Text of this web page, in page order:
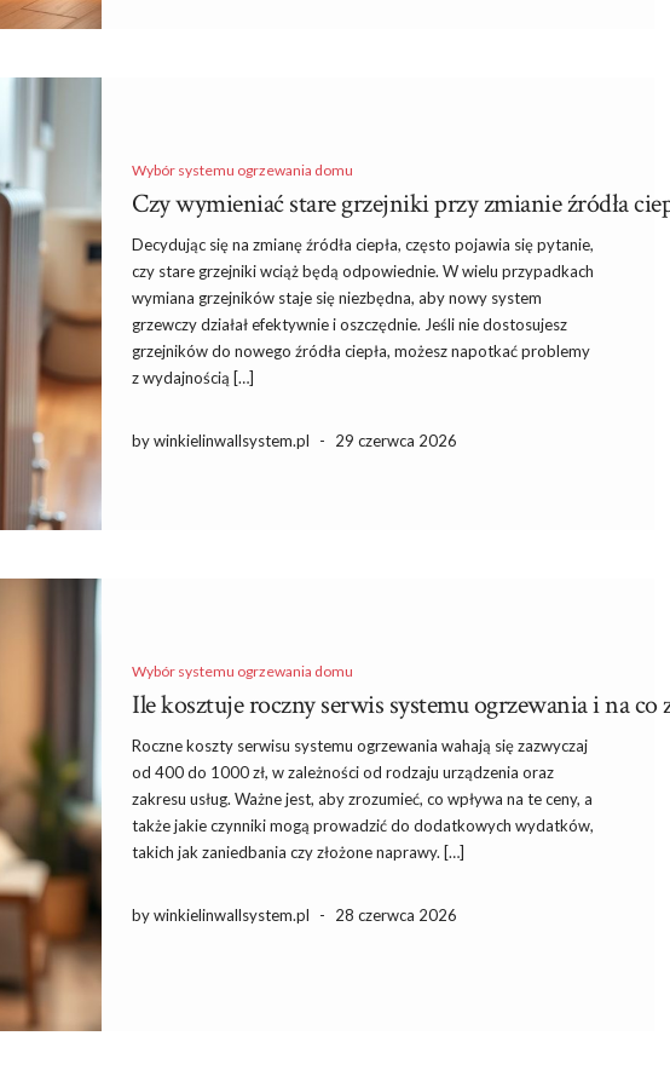
Wybór systemu ogrzewania domu
Czy wymieniać stare grzejniki przy zmianie źródła
Decydując się na zmianę źródła ciepła, często pojawia się pytanie,
czy stare grzejniki wciąż będą odpowiednie. W wielu przypadkach
wymiana grzejników staje się niezbędna, aby nowy system
grzewczy działał efektywnie i oszczędnie. Jeśli nie dostosujesz
grzejników do nowego źródła ciepła, możesz napotkać problemy
z wydajnością […]
by winkielinwallsystem.pl - 29 czerwca 2026
Wybór systemu ogrzewania domu
Ile kosztuje roczny serwis systemu ogrzewania i na
Roczne koszty serwisu systemu ogrzewania wahają się zazwyczaj
od 400 do 1000 zł, w zależności od rodzaju urządzenia oraz
zakresu usług. Ważne jest, aby zrozumieć, co wpływa na te ceny, a
także jakie czynniki mogą prowadzić do dodatkowych wydatków,
takich jak zaniedbania czy złożone naprawy. […]
by winkielinwallsystem.pl - 28 czerwca 2026